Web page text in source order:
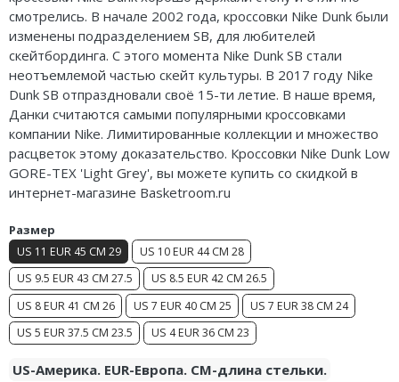
смотрелись. В начале 2002 года, кроссовки Nike Dunk были
изменены подразделением SB, для любителей
скейтбординга. С этого момента Nike Dunk SB стали
неотъемлемой частью скейт культуры. В 2017 году Nike
Dunk SB отпраздновали своё 15-ти летие. В наше время,
Данки считаются самыми популярными кроссовками
компании Nike. Лимитированные коллекции и множество
расцветок этому доказательство. Кроссовки Nike Dunk Low
GORE-TEX 'Light Grey', вы можете купить со скидкой в
интернет-магазине Basketroom.ru
Размер
US 11 EUR 45 CM 29
US 10 EUR 44 CM 28
US 9.5 EUR 43 CM 27.5
US 8.5 EUR 42 CM 26.5
US 8 EUR 41 CM 26
US 7 EUR 40 CM 25
US 7 EUR 38 CM 24
US 5 EUR 37.5 CM 23.5
US 4 EUR 36 CM 23
US-Америка. EUR-Европа. CM-длина стельки.
Air Jordan 36
Air Jordan 1
Air Jordan 3
Air Jordan 4
Air Jordan 5
Air Jordan 7
Air Jordan 10
Air Jordan 11
Air Jordan 12
Nike Precision
Nike Hyperdunk
Nike Hyperset
Nike Cosmic Unity
Nike Air Deldon
Nike A’ja
Nike ST
Nike GT
Nike Ja
adidas Harden
adidas Dame
adidas AE
Adidas Yeezy Boost 350 V2
Old Order
LACOSTE
The North Face